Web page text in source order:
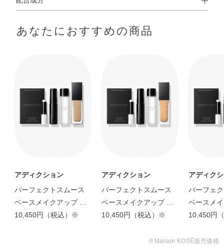
水・メチルトリメチコン・メトキシケイヒ酸エチルヘキシ
ヘキサン酸セチル・ポリグリセリル－3ポリジメチルシロ
キシエチルジメチコン・アルガニアスピノサ核油・オリー
ブ果実油・カニナバラ果実エキス・カニナバラ果実油・カ
ミツレ花エキス・グリチルリチン酸2K・ゴマ種子油・サフ
エキス・BHT・PEG－9ポリジメチルシロキシエチルジメ
あなたにおすすめの商品
アディクション
パーフェクトスムース
ベースメイクアップ キ
ット
10,450円（税込）※
アディクション
パーフェクトスムース
ベースメイクアップ キ
ット
10,450円（税込）※
アディク
パーフェ
ベースメ
ット
10,450円
※Maison KOSÉ販売価格